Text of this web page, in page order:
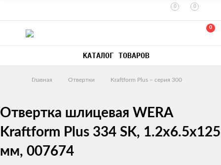
0 0
0
КАТАЛОГ ТОВАРОВ
Главная Отвертки Kraftform Plus – серия 300
Отвертка шлицевая WERA
Kraftform Plus 334 SK, 1.2x6.5x125
мм, 007674